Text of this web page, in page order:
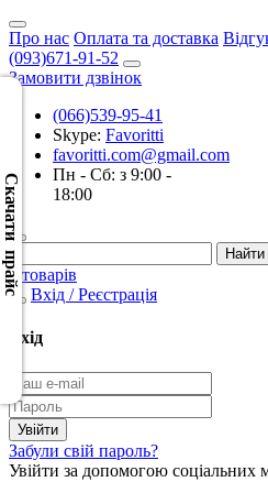
Про нас Оплата та доставка
(093)671-91-52
Замовити дзвінок
(066)539-95-41
Skype: Favoritti
favoritti.com@gmail.com
Пн - Сб: з 9:00 -
18:00
0 товарів
Вхід / Реєстрація
Вхід
Забули свій пароль?
Увійти за допомогою соціальних
Скачати прайс
Скачать
XML
(Розн.)
Скачать
XML
(Опт)
Скачать
(Розн.)
Скачать
CSV
(Опт)